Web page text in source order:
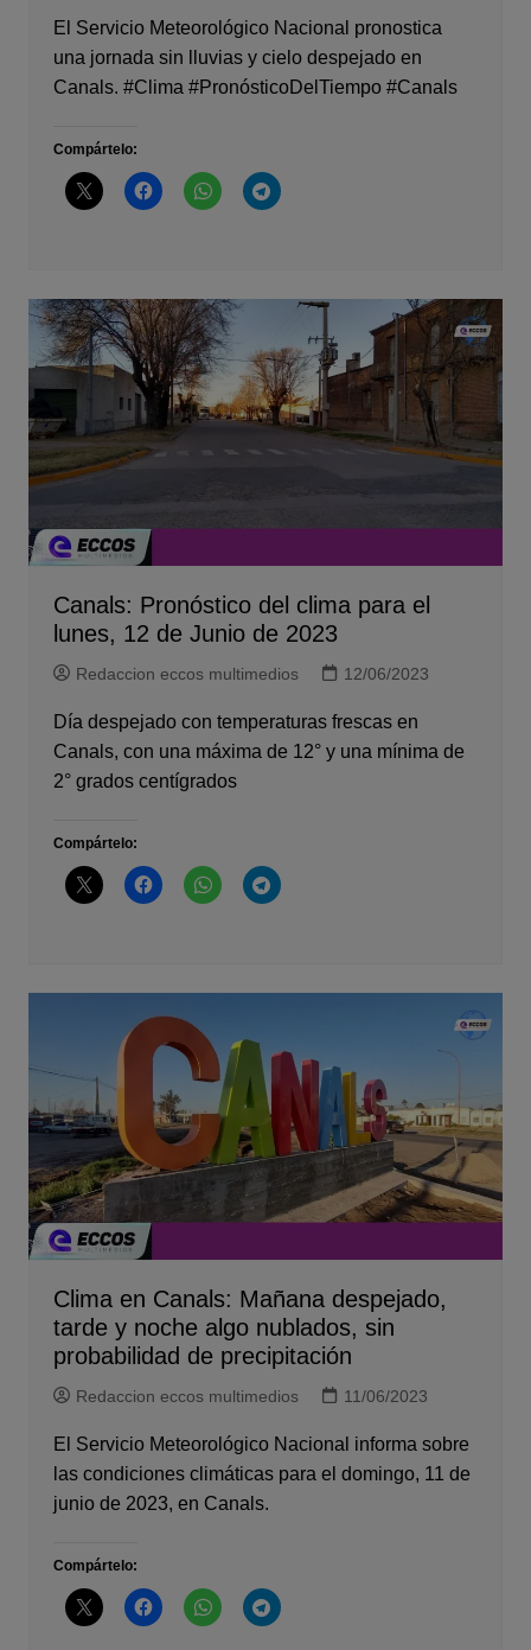
El Servicio Meteorológico Nacional pronostica
una jornada sin lluvias y cielo despejado en
Canals. #Clima #PronósticoDelTiempo #Canals
Compártelo:
Canals: Pronóstico del clima para el
lunes, 12 de Junio de 2023
Redaccion eccos multimedios 12/06/2023
Día despejado con temperaturas frescas en
Canals, con una máxima de 12° y una mínima de
2° grados centígrados
Compártelo:
Clima en Canals: Mañana despejado,
tarde y noche algo nublados, sin
probabilidad de precipitación
Redaccion eccos multimedios 11/06/2023
El Servicio Meteorológico Nacional informa sobre
las condiciones climáticas para el domingo, 11 de
junio de 2023, en Canals.
Compártelo: